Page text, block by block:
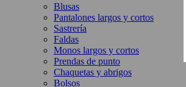
Blusas
Pantalones largos y cortos
Sastrería
Faldas
Monos largos y cortos
Prendas de punto
Chaquetas y abrigos
Bolsos